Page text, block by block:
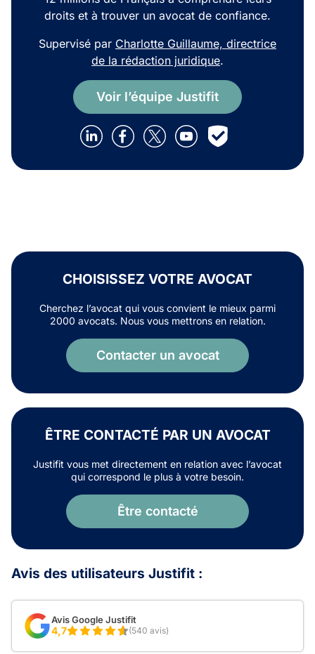
droits et à trouver un avocat de confiance.
Supervisé par Charlotte Guillaume, directrice
de la rédaction juridique.
Voir l’équipe Justifit
CHOISISSEZ VOTRE AVOCAT
Cherchez l’avocat qui vous convient le mieux parmi
2000 avocats. Nous vous mettrons en relation.
Contacter un avocat
ÊTRE CONTACTÉ PAR UN AVOCAT
Justifit vous met directement en relation avec l’avocat
qui correspond le plus à votre besoin.
Être contacté
Avis des utilisateurs Justifit :
Avis Google Justifit
4,7 (540 avis)